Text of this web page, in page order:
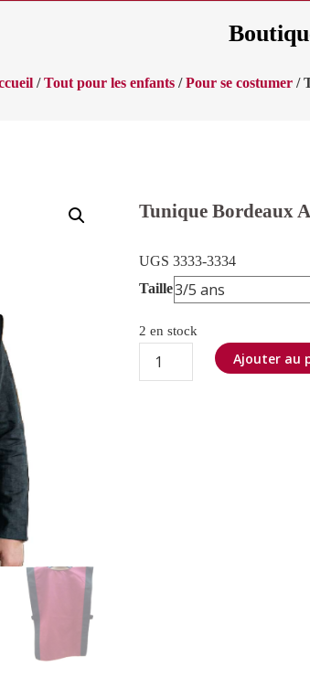
/Tout pour les enfants/Pour se costumer/
Tunique Bordeaux
UGS 3333-3334
Taille
2 en stock
quantité
de
Ajouter au